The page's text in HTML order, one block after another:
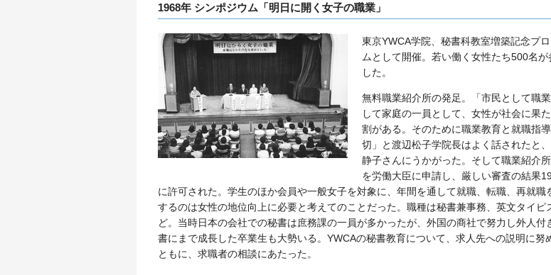
1968年 シンポジウム「明日に開く女子の職業」
東京YWCA学院、秘書科教室増築記念プ
ムとして開催。若い働く女性たち500名が
した。
無料職業紹介所の発足。「市民として職
して家庭の一員として、女性が社会に果
割がある。そのために職業教育と就職指
切」と渡辺松子学院長はよく話されたと
静子さんにうかがった。そして職業紹介
を労働大臣に申請し、厳しい審査の結果
に許可された。学生のほか会員や一般女子を対象に、年間を通して就職、転職、再就職
するのは女性の地位向上に必要と考えてのことだった。職種は秘書兼事務、英文タイピ
ど。当時日本の会社での秘書は庶務課の一員が多かったが、外国の商社で努力し外人付
書にまで成長した卒業生も大勢いる。YWCAの秘書教育について、求人先への説明に努
ともに、求職者の相談にあたった。